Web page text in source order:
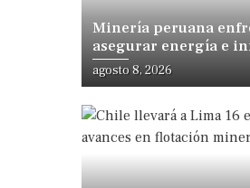
Minería peruana
asegurar energía e
sostener su expansión
agosto 8, 2026